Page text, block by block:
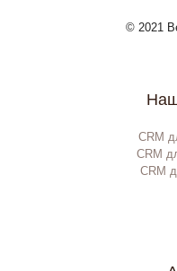
© 2021
CRM
CRM
CRM